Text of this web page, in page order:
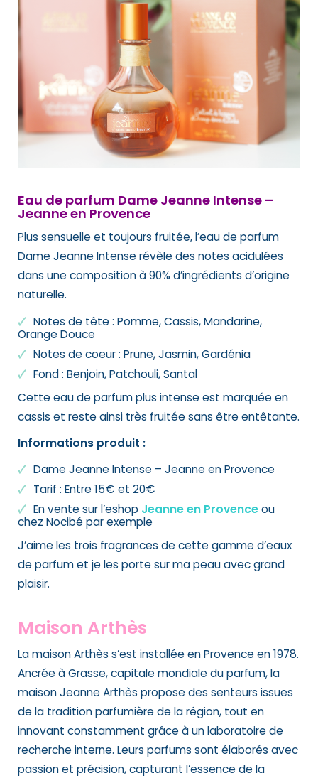
Eau de parfum Dame Jeanne Intense –
Jeanne en Provence
Plus sensuelle et toujours fruitée, l’eau de parfum
Dame Jeanne Intense révèle des notes acidulées
dans une composition à 90% d’ingrédients d’origine
naturelle.
Notes de tête : Pomme, Cassis, Mandarine,
Orange Douce
Notes de coeur : Prune, Jasmin, Gardénia
Fond : Benjoin, Patchouli, Santal
Cette eau de parfum plus intense est marquée en
cassis et reste ainsi très fruitée sans être entêtante.
Informations produit :
Dame Jeanne Intense – Jeanne en Provence
Tarif : Entre 15€ et 20€
En vente sur l’eshop Jeanne en Provenceou
chez Nocibé par exemple
J’aime les trois fragrances de cette gamme d’eaux
de parfum et je les porte sur ma peau avec grand
plaisir.
Maison Arthès
La maison Arthès s’est installée en Provence en 1978.
Ancrée à Grasse, capitale mondiale du parfum, la
maison Jeanne Arthès propose des senteurs issues
de la tradition parfumière de la région, tout en
innovant constamment grâce à un laboratoire de
recherche interne. Leurs parfums sont élaborés avec
passion et précision, capturant l’essence de la